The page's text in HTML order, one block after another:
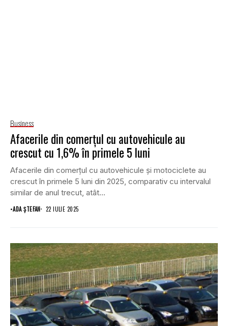
Business
Afacerile din comerțul cu autovehicule au
crescut cu 1,6% în primele 5 luni
Afacerile din comerțul cu autovehicule și motociclete au
crescut în primele 5 luni din 2025, comparativ cu intervalul
similar de anul trecut, atât...
•ADA ȘTEFAN 22 IULIE 2025